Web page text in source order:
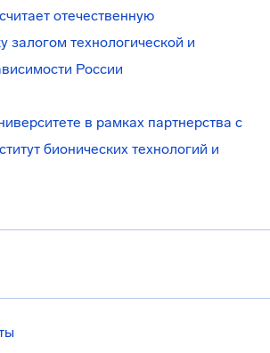
отечественную
залогом технологической и
России
в рамках партнерства с
бионических технологий и